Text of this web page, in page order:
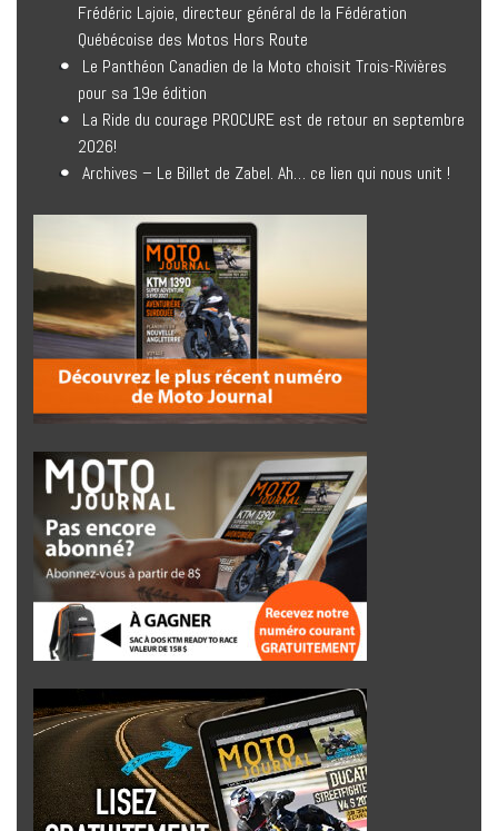
Frédéric Lajoie, directeur général de la Fédération
Québécoise des Motos Hors Route
Le Panthéon Canadien de la Moto choisit Trois-Rivières
pour sa 19e édition
La Ride du courage PROCURE est de retour en septembre
2026!
Archives – Le Billet de Zabel. Ah… ce lien qui nous unit !